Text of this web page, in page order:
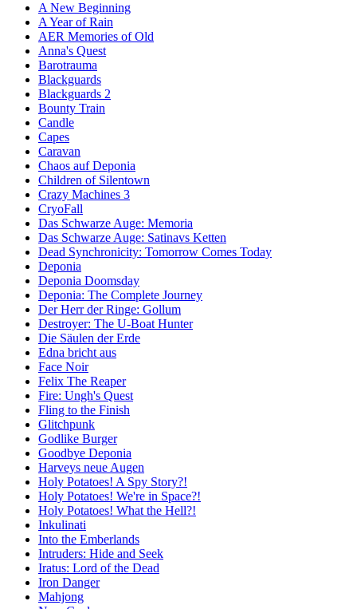
A New Beginning
A Year of Rain
AER Memories of Old
Anna's Quest
Barotrauma
Blackguards
Blackguards 2
Bounty Train
Candle
Capes
Caravan
Chaos auf Deponia
Children of Silentown
Crazy Machines 3
CryoFall
Das Schwarze Auge: Memoria
Das Schwarze Auge: Satinavs Ketten
Dead Synchronicity: Tomorrow Comes Today
Deponia
Deponia Doomsday
Deponia: The Complete Journey
Der Herr der Ringe: Gollum
Destroyer: The U-Boat Hunter
Die Säulen der Erde
Edna bricht aus
Face Noir
Felix The Reaper
Fire: Ungh's Quest
Fling to the Finish
Glitchpunk
Godlike Burger
Goodbye Deponia
Harveys neue Augen
Holy Potatoes! A Spy Story?!
Holy Potatoes! We're in Space?!
Holy Potatoes! What the Hell?!
Inkulinati
Into the Emberlands
Intruders: Hide and Seek
Iratus: Lord of the Dead
Iron Danger
Mahjong